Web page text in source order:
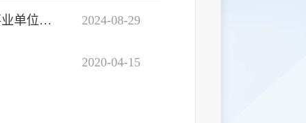
国办发〔2020〕50号国务院办公厅关于印发《公共企事业单位信息公开规定制定办法》的通知 2024-08-29
2020-04-15